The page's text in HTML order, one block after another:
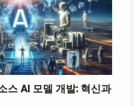
스 AI 모델 개발: 혁신과